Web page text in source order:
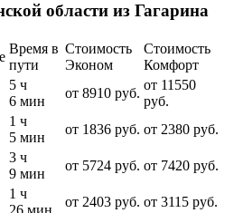
области из Гагарина
Время в
пути
Стоимость
Эконом
Стоимость
Комфорт
5 ч
6 мин
от 8910 руб.
от 11550
руб.
1 ч
5 мин
от 1836 руб. от 2380 руб.
3 ч
9 мин
от 5724 руб. от 7420 руб.
1 ч
26 мин
от 2403 руб. от 3115 руб.